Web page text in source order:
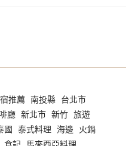
推薦 南投縣
台北市
廳 新北市 新竹 旅遊
國 泰式料理 海邊
火鍋
食記 馬來西亞料理